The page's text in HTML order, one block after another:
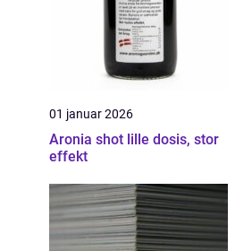
01 januar 2026
Aronia shot lille dosis, stor
effekt